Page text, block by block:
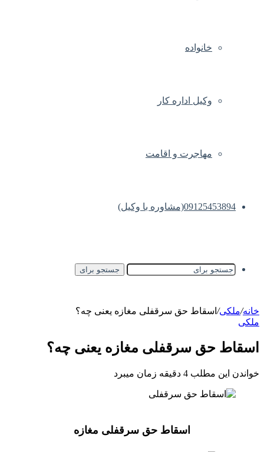
خانواده
وکیل اداره کار
مهاجرت و اقامت
09125453894(مشاوره با وکیل)
جستجو برای
خانه/ملکی/ اسقاط حق سرقفلی مغازه یعنی چه؟
ملکی
اسقاط حق سرقفلی مغازه یعنی چه؟
خواندن این مطلب 4 دقیقه زمان میبرد
اسقاط حق سرقفلی مغازه